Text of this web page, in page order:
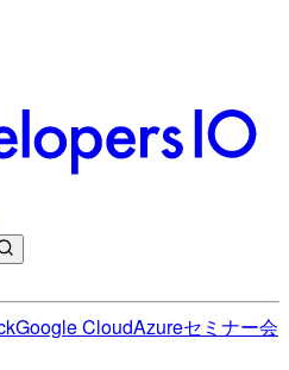
Google CloudAzureセミナー会